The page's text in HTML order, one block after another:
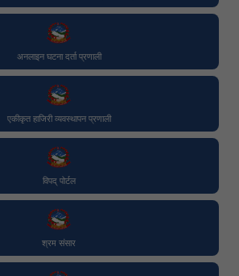
अनलाइन घटना दर्ता प्रणाली
एकीकृत हाजिरी व्यवस्थापन प्रणाली
विपद् पोर्टल
श्रम संसार